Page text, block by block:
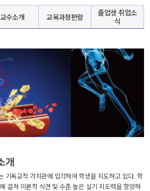
교수소개 교육과정편람
졸업생 취업소
식
개
기독교적 가치관에 입각하여 학생을 지도하고 있다. 학
걸쳐 이론적 식견 및 수준 높은 실기 지도력을 함양하